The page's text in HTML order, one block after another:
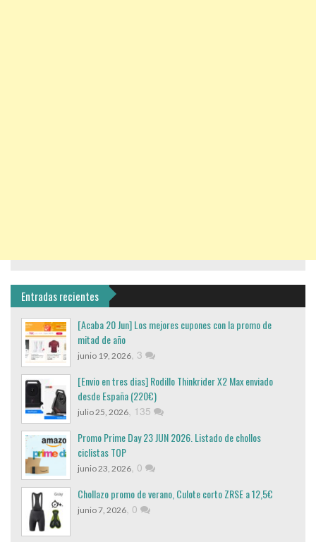
Entradas recientes
[Acaba 20 Jun] Los mejores cupones con la promo de
mitad de año
junio 19, 2026, 3
[Envio en tres dias] Rodillo Thinkrider X2 Max enviado
desde España (220€)
julio 25, 2026, 135
Promo Prime Day 23 JUN 2026. Listado de chollos
ciclistas TOP
junio 23, 2026, 0
Chollazo promo de verano, Culote corto ZRSE a 12,5€
junio 7, 2026, 0